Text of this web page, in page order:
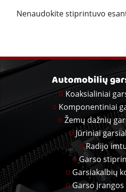
Nenaudokite stiprintuvo
Automobilių
Koaksialiniai
Komponentiniai
Žemų dažnių
Jūriniai
Radijo
Garso
Garsiakalbių
Garso